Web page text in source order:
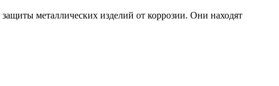
металлических изделий от коррозии. Они находят